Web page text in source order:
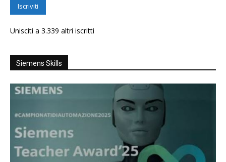
Iscriviti
Unisciti a 3.339 altri iscritti
Siemens Skills